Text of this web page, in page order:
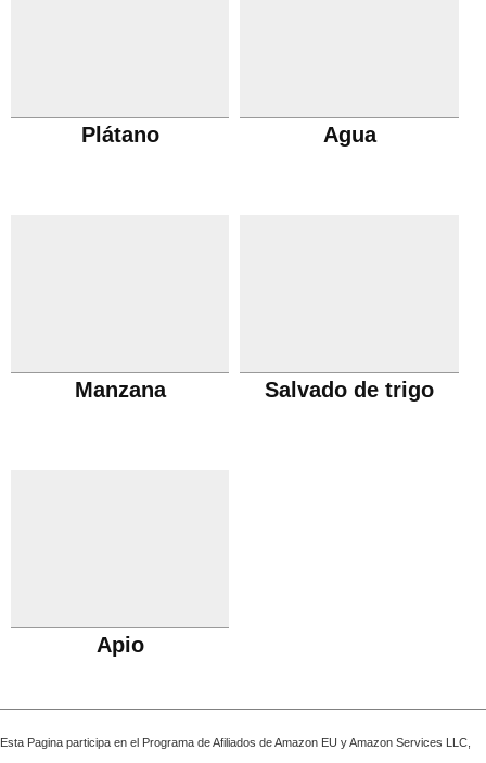
Plátano Agua
Manzana Salvado de trigo
Apio
Esta Pagina participa en el Programa de Afiliados de Amazon EU y Amazon Services LLC,